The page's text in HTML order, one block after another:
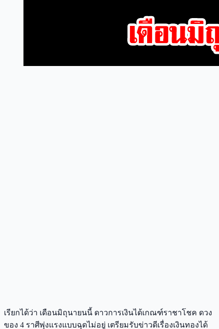
เรียกได้ว่า เดือนมิถุนายนนี้ ดาวการเงินได้เกณฑ์ราชาโชค ดวง
ของ 4 ราศีพุ่งแรงแบบฉุดไม่อยู่ เตรียมรับข่าวดีเรื่องเงินทองได้